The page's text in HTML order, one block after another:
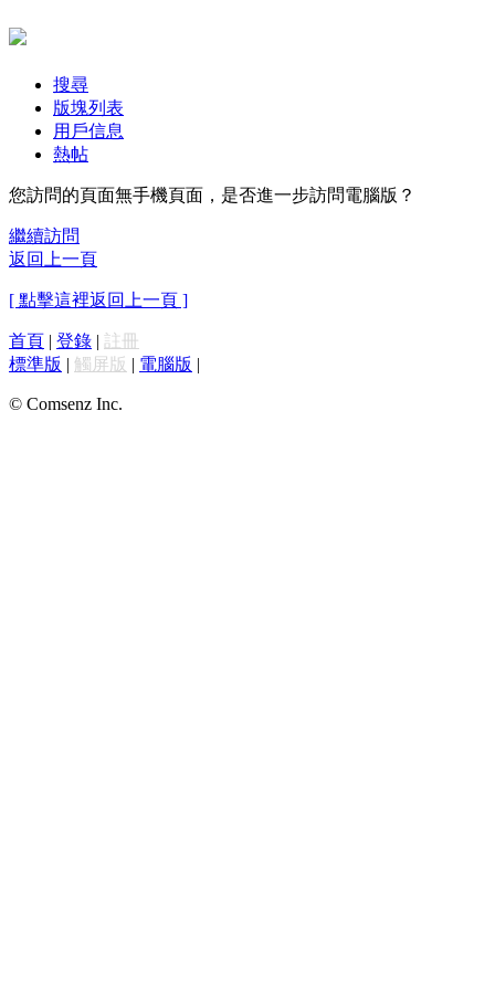
搜尋
版塊列表
用戶信息
熱帖
您訪問的頁面無手機頁面，是否進一步訪問電腦版？
繼續訪問
返回上一頁
[ 點擊這裡返回上一頁 ]
首頁 | 登錄 | 註冊
標準版 | 觸屏版 | 電腦版 |
© Comsenz Inc.